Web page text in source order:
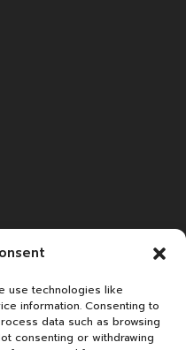
use technologies like
information. Consenting to
data such as browsing
consenting or withdrawing
ระราม2 ต.นาดี อ.เมือง